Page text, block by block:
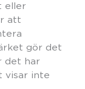
eller
att
gör det
det har
visar inte